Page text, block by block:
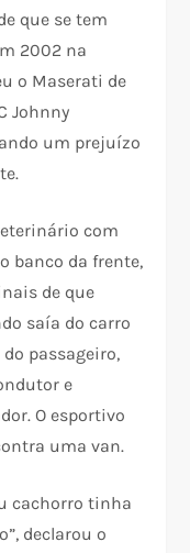
que se tem
2002 na
o Maserati de
Johnny
um prejuízo
com
banco da frente,
de que
saía do carro
passageiro,
e
O esportivo
uma van.
cachorro tinha
declarou o